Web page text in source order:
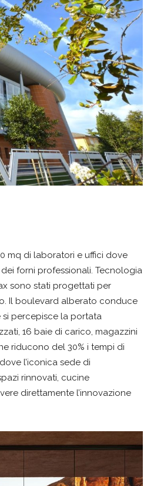
mq di laboratori e uffici dove
forni professionali. Tecnologia
sono stati progettati per
Il boulevard alberato conduce
si percepisce la portata
16 baie di carico, magazzini
riducono del 30% i tempi di
l’iconica sede di
rinnovati, cucine
direttamente l’innovazione